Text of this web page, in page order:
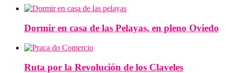
Dormir en casa de las Pelayas, en pleno Oviedo
Ruta por la Revolución de los Claveles